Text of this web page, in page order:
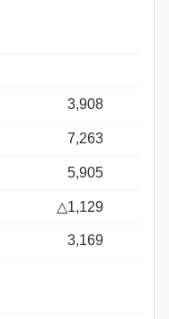
3,908
7,263
5,905
△1,129
3,169